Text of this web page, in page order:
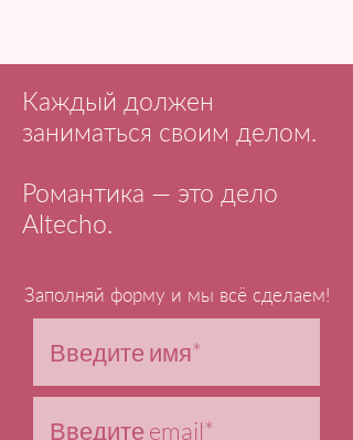
Каждый должен
заниматься своим делом.
Романтика — это дело
Altecho.
Заполняй форму и мы всё сделаем!